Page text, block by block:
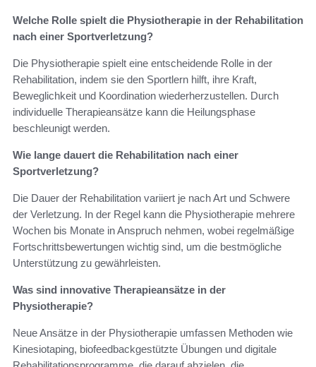
Welche Rolle spielt die Physiotherapie in der Rehabilitation
nach einer Sportverletzung?
Die Physiotherapie spielt eine entscheidende Rolle in der
Rehabilitation, indem sie den Sportlern hilft, ihre Kraft,
Beweglichkeit und Koordination wiederherzustellen. Durch
individuelle Therapieansätze kann die Heilungsphase
beschleunigt werden.
Wie lange dauert die Rehabilitation nach einer
Sportverletzung?
Die Dauer der Rehabilitation variiert je nach Art und Schwere
der Verletzung. In der Regel kann die Physiotherapie mehrere
Wochen bis Monate in Anspruch nehmen, wobei regelmäßige
Fortschrittsbewertungen wichtig sind, um die bestmögliche
Unterstützung zu gewährleisten.
Was sind innovative Therapieansätze in der
Physiotherapie?
Neue Ansätze in der Physiotherapie umfassen Methoden wie
Kinesiotaping, biofeedbackgestützte Übungen und digitale